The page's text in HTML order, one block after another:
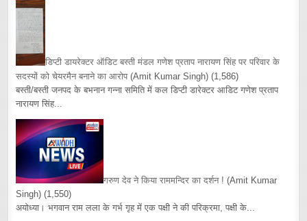
डिप्टी डायरेक्टर ऑडिट बस्ती मंडल गणेश प्रताप नारायण सिंह पर परिवार के
सदस्यों को चेयरमैन बनाने का आरोप (Amit Kumar Singh) (1,586)
बस्ती/बस्ती जनपद के बभनान गन्ना समिति में कल डिप्टी डारेक्टर आडिट गणेश प्रताप
नारायण सिंह...
गरुण देव ने किया राममन्दिर का दर्शन ! (Amit Kumar
Singh) (1,550)
अयोध्या। भगवान राम लला के गर्भ गृह में एक पक्षी ने की परिक्रमा, पक्षी के...